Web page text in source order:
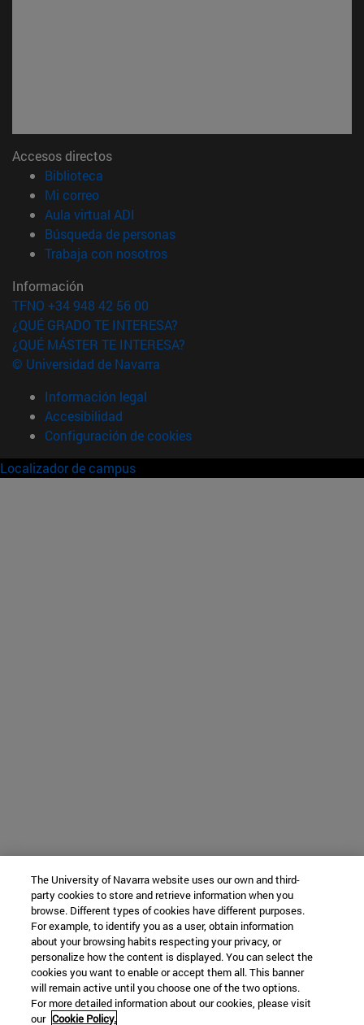
Accesos directos
Biblioteca
Mi correo(abre en nueva ventana)
Aula virtual ADI
Búsqueda de personas(abre en nueva ventana)
Trabaja con nosotros(abre en nueva ventana)
Información
TFNO +34 948 42 56 00
¿QUÉ GRADO TE INTERESA?
¿QUÉ MÁSTER TE INTERESA?
© Universidad de Navarra
Información legal
Accesibilidad
Configuración de cookies
Localizador de campus
The University of Navarra website uses our own and third-
party cookies to store and retrieve information when you
browse. Different types of cookies have different purposes.
For example, to identify you as a user, obtain information
about your browsing habits respecting your privacy, or
personalize how the content is displayed. You can select the
cookies you want to enable or accept them all. This banner
will remain active until you choose one of the two options.
For more detailed information about our cookies, please visit
our Cookie Policy.